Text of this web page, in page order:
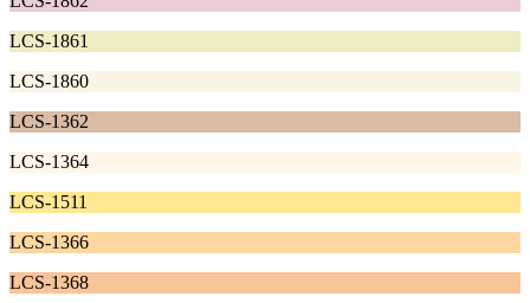
LCS-1861
LCS-1860
LCS-1362
LCS-1364
LCS-1511
LCS-1366
LCS-1368